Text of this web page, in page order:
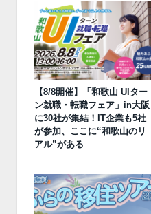
【8/8開催】「和歌山 UIター
ン就職・転職フェア」in大阪
に30社が集結！IT企業も5社
が参加、ここに“和歌山のリ
アル”がある